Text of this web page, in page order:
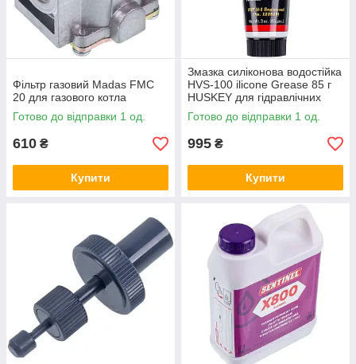
Фільтр газовий Madas FMС
20 для газового котла
Готово до відправки 1 од.
610 ₴
Купити
Змазка силіконова водостійка
HVS-100 ilicone Grease 85 г
HUSKEY для гідравлічних
елементів 1.1.3.02
Готово до відправки 1 од.
995 ₴
Купити